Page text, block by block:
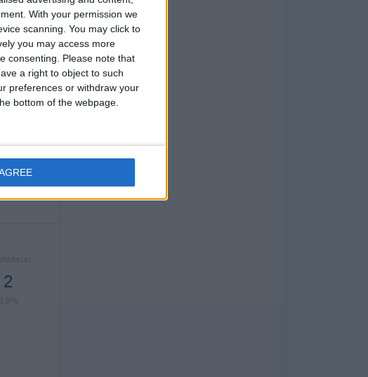
With your permission we
scanning. You may click to
you may access more
consenting.
Please note that
a right to object to such
preferences or withdraw your
bottom of the webpage.
(100%)
2
6,9%